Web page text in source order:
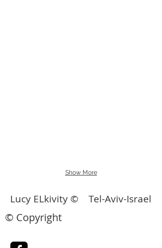
Show More
Lucy ELkivity © Tel-Aviv-Israel
© Copyright